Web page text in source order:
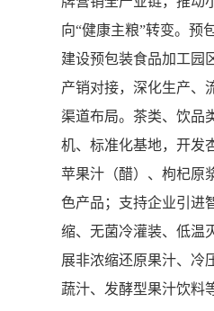
向“健康主粮”转变。预
建设预包装食品加工园
产销对接，深化生产、
渠道布局。茶类、饮品
机、标准化基地，开发
苹果汁（醋）、枸杞原
色产品；支持企业引进
缩、无菌冷灌装、低温
展非浓缩还原果汁、冷
蔬汁、发酵型果汁饮料